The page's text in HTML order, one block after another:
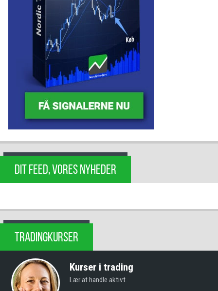
DIT FEED, VORES NYHEDER
TRADINGKURSER
Kurser i trading
Lær at handle aktivt.